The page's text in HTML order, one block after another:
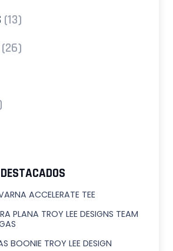
(13)
(26)
ACCELERATE TEE
PLANA TROY LEE DESIGNS TEAM
BOONIE TROY LEE DESIGN